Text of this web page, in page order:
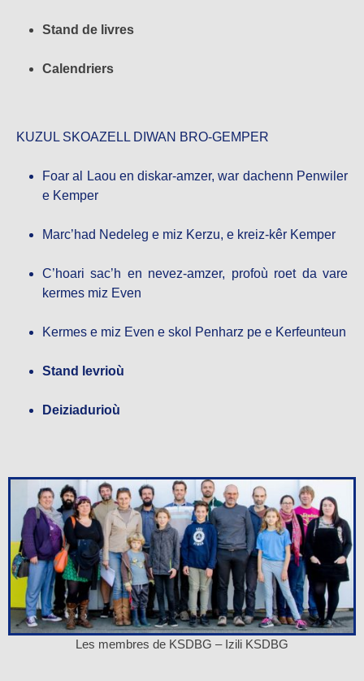
Stand de livres
Calendriers
KUZUL SKOAZELL DIWAN BRO-GEMPER
Foar al Laou en diskar-amzer, war dachenn Penwiler
e Kemper
Marc’had Nedeleg e miz Kerzu, e kreiz-kêr Kemper
C’hoari sac’h en nevez-amzer, profoù roet da vare
kermes miz Even
Kermes e miz Even e skol Penharz pe e Kerfeunteun
Stand levrioù
Deiziadurioù
Les membres de KSDBG – Izili KSDBG